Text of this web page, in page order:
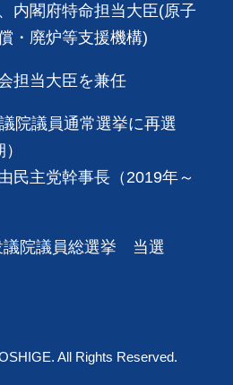
内閣府特命担当大臣(原子
・廃炉等支援機構)
担当大臣を兼任
院議員通常選挙に再選
民主党幹事長（2019年～
議院議員総選挙 当選
All Rights Reserved.